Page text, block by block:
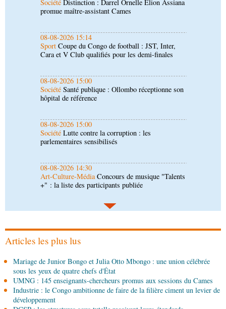
SportCoupe du Congo de football : JST, Inter,
Cara et V Club qualifiés pour les demi-finales
08-08-2026 15:00
SociétéSanté publique : Ollombo réceptionne son
hôpital de référence
08-08-2026 15:00
Société Lutte contre la corruption : les
parlementaires sensibilisés
08-08-2026 14:30
Art-Culture-MédiaConcours de musique "Talents
+" : la liste des participants publiée
08-08-2026 01:25
EnvironnementForêts : des techniciens formés à
l'utilisation d'un logiciel d'évaluation des
08-08-2026 01:15
envisagent le renforcement de leur coopération
agricole
ÉconomieMarché boursier : la Banque postale du
Congo officialise son entrée à la BVMAC
08-08-2026 01:00
SociétéAccélération du développement: la
Articles les plus lus
Mariage de Junior Bongo et Julia Otto Mbongo : une union célébrée
sous les yeux de quatre chefs d'État
UMNG : 145 enseignants-chercheurs promus aux sessions du Cames
Industrie : le Congo ambitionne de faire de la filière ciment un levier de
développement